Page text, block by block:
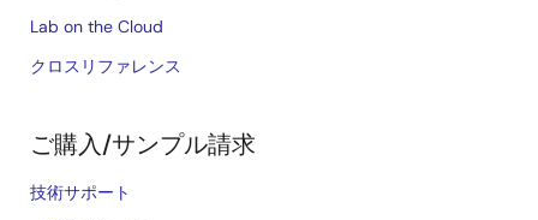
Lab on the Cloud
クロスリファレンス
ご購入/サンプル請求
技術サポート